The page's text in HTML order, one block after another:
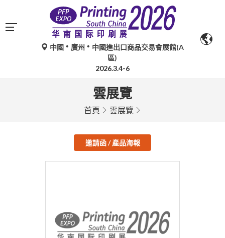
中國 廣州
中國進出口商品交易會展館(A
區)
2026.3.4-6
雲展覽
首頁 雲展覽
邀請函 / 產品海報